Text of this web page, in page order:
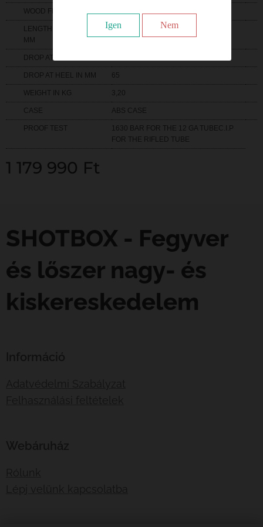
Igen Nem
WOOD FINISH
LENGTH OF PULL IN
MM
367
DROP AT COMB IN MM
DROP AT HEEL IN MM 65
WEIGHT IN KG 3,20
CASE ABS CASE
PROOF TEST
1630 BAR FOR THE 12 GA TUBEC.I.P
FOR THE RIFLED TUBE
1 179 990 Ft
SHOTBOX - Fegyver
és lőszer nagy- és
kiskereskedelem